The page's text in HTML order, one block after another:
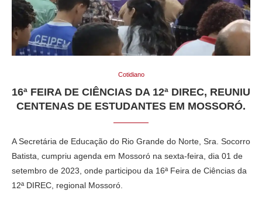
Cotidiano
16ª FEIRA DE CIÊNCIAS DA 12ª DIREC, REUNIU
CENTENAS DE ESTUDANTES EM MOSSORÓ.
A Secretária de Educação do Rio Grande do Norte, Sra. Socorro
Batista, cumpriu agenda em Mossoró na sexta-feira, dia 01 de
setembro de 2023, onde participou da 16ª Feira de Ciências da
12ª DIREC, regional Mossoró.